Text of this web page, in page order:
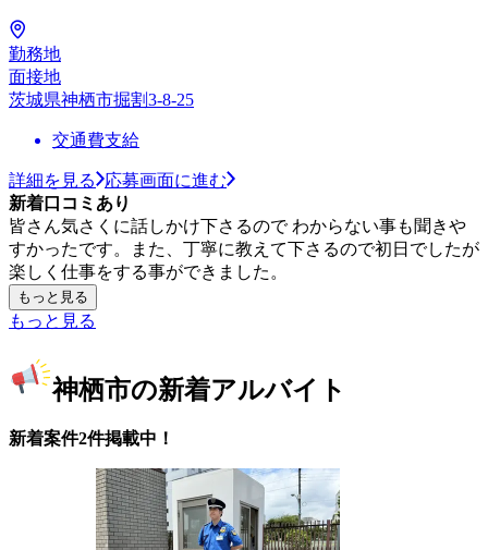
勤務地
面接地
茨城県神栖市掘割3-8-25
交通費支給
詳細を見る
応募画面に進む
新着口コミあり
皆さん気さくに話しかけ下さるので わからない事も聞きや
すかったです。また、丁寧に教えて下さるので初日でしたが
楽しく仕事をする事ができました。
もっと見る
もっと見る
神栖市の新着アルバイト
新着案件2件掲載中！